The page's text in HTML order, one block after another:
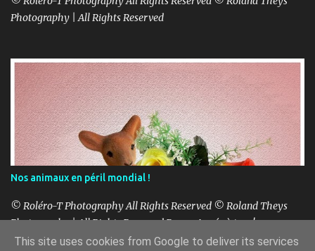
Photography | All Rights Reserved
Nos animaux en péril mondial !
© Roléro-T Photography All Rights Reserved © Roland Theys
Photography | All Rights Reserved Bonne Année à tous!
This site uses cookies from Google to deliver its services